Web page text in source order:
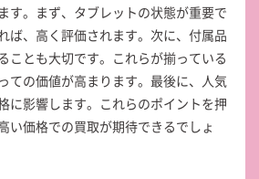
す。まず、タブレットの状態が重要で
ば、高く評価されます。次に、付属品
ことも大切です。これらが揃っている
ての価値が高まります。最後に、人気
に影響します。これらのポイントを押
い価格での買取が期待できるでしょ